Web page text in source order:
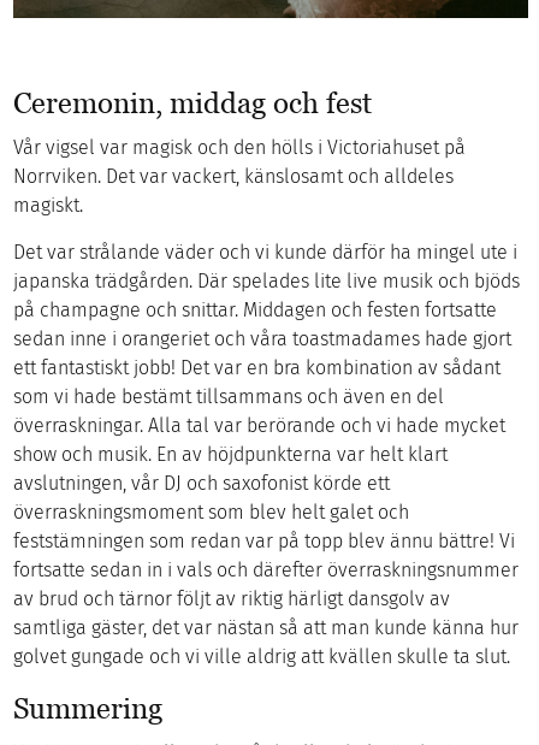
Ceremonin, middag och fest
Vår vigsel var magisk och den hölls i Victoriahuset på
Norrviken. Det var vackert, känslosamt och alldeles
magiskt.
Det var strålande väder och vi kunde därför ha mingel ute i
japanska trädgården. Där spelades lite live musik och bjöds
på champagne och snittar. Middagen och festen fortsatte
sedan inne i orangeriet och våra toastmadames hade gjort
ett fantastiskt jobb! Det var en bra kombination av sådant
som vi hade bestämt tillsammans och även en del
överraskningar. Alla tal var berörande och vi hade mycket
show och musik. En av höjdpunkterna var helt klart
avslutningen, vår DJ och saxofonist körde ett
överraskningsmoment som blev helt galet och
feststämningen som redan var på topp blev ännu bättre! Vi
fortsatte sedan in i vals och därefter överraskningsnummer
av brud och tärnor följt av riktig härligt dansgolv av
samtliga gäster, det var nästan så att man kunde känna hur
golvet gungade och vi ville aldrig att kvällen skulle ta slut.
Summering